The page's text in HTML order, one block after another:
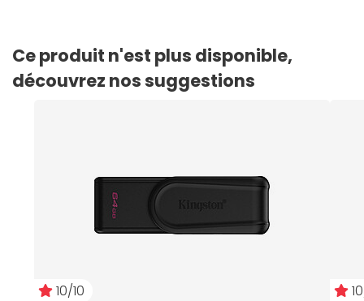
Ce produit n'est plus disponible,
découvrez nos suggestions
10/10